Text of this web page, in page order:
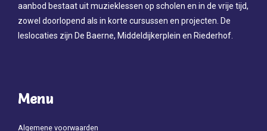
aanbod bestaat uit muzieklessen op scholen en in de vrije tijd,
zowel doorlopend als in korte cursussen en projecten. De
leslocaties zijn De Baerne, Middeldijkerplein en Riederhof.
Menu
Algemene voorwaarden